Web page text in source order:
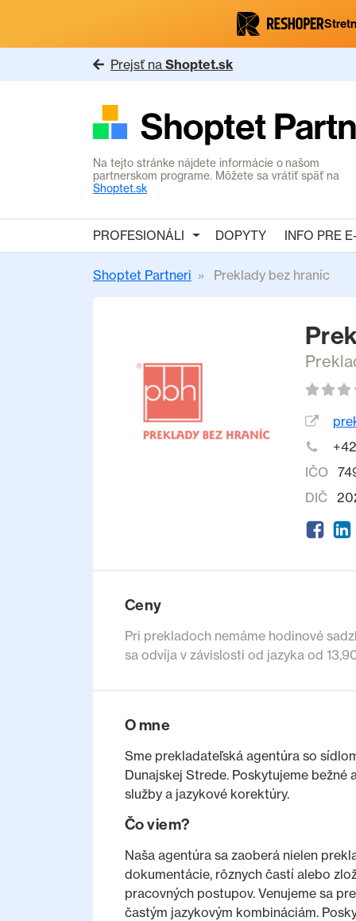
Prejsť na Shoptet.sk
Na tejto stránke nájdete informácie o našom
partnerskom programe. Môžete sa vrátiť späť na
Shoptet.sk
PROFESIONÁLI DOPYTY INFO PRE
Shoptet Partneri Preklady bez hraníc
IČO
DIČ
Ceny
Pri prekladoch nemáme hodinové
sa odvíja v závislosti od jazyka od
O mne
Sme prekladateľská agentúra so
Dunajskej Strede. Poskytujeme
služby a jazykové korektúry.
Čo viem?
Naša agentúra sa zaoberá nielen
dokumentácie, rôznych častí alebo
pracovných postupov. Venujeme sa
častým jazykovým kombináciám.